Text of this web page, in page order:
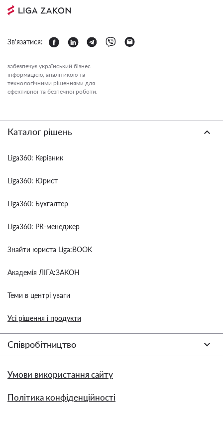
Зв'язатися:
забезпечує український бізнес
інформацією, аналітикою та
технологічними рішеннями для
ефективної та безпечної роботи.
Каталог рішень
Liga360: Керівник
Liga360: Юрист
Liga360: Бухгалтер
Liga360: PR-менеджер
Знайти юриста Liga:BOOK
Академія ЛІГА:ЗАКОН
Теми в центрі уваги
Усі рішення і продукти
Співробітництво
Умови використання сайту
Політика конфіденційності